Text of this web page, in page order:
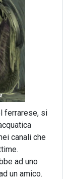
ferrarese, si
canali che
ad uno
un amico.